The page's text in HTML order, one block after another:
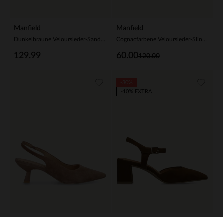
Manfield
129.99
Manfield
120.00
60.00
-10% EXTRA